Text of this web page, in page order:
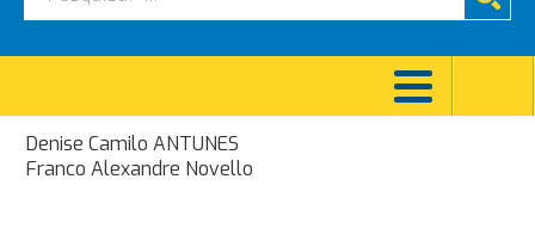
Navegação
Denise Camilo ANTUNES
Franco Alexandre Novello